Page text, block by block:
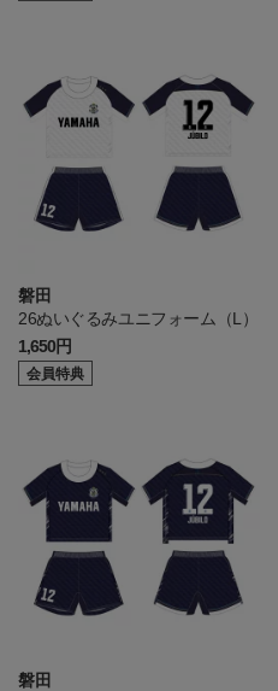
磐田
26ぬいぐるみユニフォーム（L）
1,650円
会員特典
磐田